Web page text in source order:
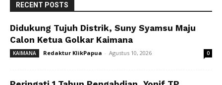
RECENT POSTS
Didukung Tujuh Distrik, Suny Syamsu Maju
Calon Ketua Golkar Kaimana
KAIMANA Redaktur KlikPapua - Agustus 10, 2026 0